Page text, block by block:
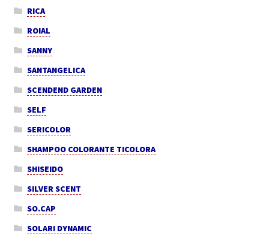
RICA
ROIAL
SANNY
SANTANGELICA
SCENDEND GARDEN
SELF
SERICOLOR
SHAMPOO COLORANTE TICOLORA
SHISEIDO
SILVER SCENT
SO.CAP
SOLARI DYNAMIC